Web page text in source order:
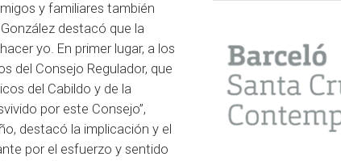
y familiares también
destacó que la
yo. En primer lugar, a los
del Consejo Regulador, que
del Cabildo y de la
por este Consejo”,
destacó la implicación y el
por el esfuerzo y sentido